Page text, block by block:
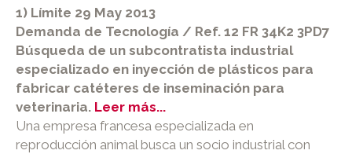
1) Límite 29 May 2013
Demanda de Tecnología / Ref. 12 FR 34K2 3PD7
Búsqueda de un subcontratista industrial
especializado en inyección de plásticos para
fabricar catéteres de inseminación para
veterinaria. Leer más...
Una empresa francesa especializada en
reproducción animal busca un socio industrial con